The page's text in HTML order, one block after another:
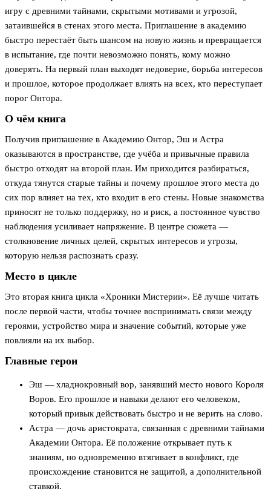
игру с древними тайнами, скрытыми мотивами и угрозой,
затаившейся в стенах этого места. Приглашение в академию
быстро перестаёт быть шансом на новую жизнь и превращается
в испытание, где почти невозможно понять, кому можно
доверять. На первый план выходят недоверие, борьба интересов
и прошлое, которое продолжает влиять на всех, кто переступает
порог Онтора.
О чём книга
Получив приглашение в Академию Онтор, Эш и Астра
оказываются в пространстве, где учёба и привычные правила
быстро отходят на второй план. Им приходится разбираться,
откуда тянутся старые тайны и почему прошлое этого места до
сих пор влияет на тех, кто входит в его стены. Новые знакомства
приносят не только поддержку, но и риск, а постоянное чувство
наблюдения усиливает напряжение. В центре сюжета —
столкновение личных целей, скрытых интересов и угрозы,
которую нельзя распознать сразу.
Место в цикле
Это вторая книга цикла «Хроники Мистерии». Её лучше читать
после первой части, чтобы точнее воспринимать связи между
героями, устройство мира и значение событий, которые уже
повлияли на их выбор.
Главные герои
Эш — хладнокровный вор, занявший место нового Короля
Воров. Его прошлое и навыки делают его человеком,
который привык действовать быстро и не верить на слово.
Астра — дочь аристократа, связанная с древними тайнами
Академии Онтора. Её положение открывает путь к
знаниям, но одновременно втягивает в конфликт, где
происхождение становится не защитой, а дополнительной
ставкой.